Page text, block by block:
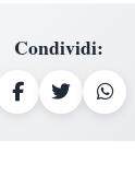
Condividi: